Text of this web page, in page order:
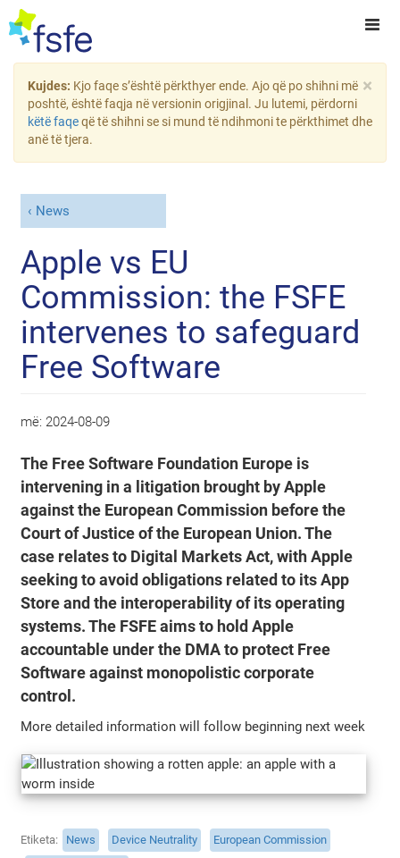
×
Kujdes: Kjo faqe s’është përkthyer ende. Ajo që po shihni më
poshtë, është faqja në versionin origjinal. Ju lutemi, përdorni
këtë faqeqë të shihni se si mund të ndihmoni te përkthimet dhe
anë të tjera.
News
Apple vs EU
Commission: the FSFE
intervenes to safeguard
Free Software
më: 2024-08-09
The Free Software Foundation Europe is
intervening in a litigation brought by Apple
against the European Commission before the
Court of Justice of the European Union. The
case relates to Digital Markets Act, with Apple
seeking to avoid obligations related to its App
Store and the interoperability of its operating
systems. The FSFE aims to hold Apple
accountable under the DMA to protect Free
Software against monopolistic corporate
control.
More detailed information will follow beginning next week
Etiketa News Device Neutrality
European Commission